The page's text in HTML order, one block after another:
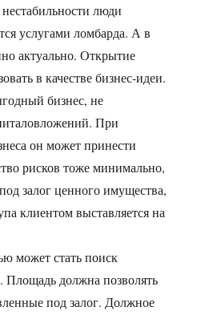
люди
услугами ломбарда. А в
актуально. Открытие
в качестве бизнес-идеи.
бизнес, не
При
он может принести
рисков тоже минимально,
залог ценного имущества,
клиентом выставляется на
может стать поиск
должна позволять
под залог. Должное